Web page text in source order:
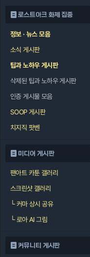
로스트아크 화제 집중
정보 · 뉴스 모음
소식 게시판
팁과 노하우 게시판
삭제된 팁과 노하우 게시판
인증 게시물 모음
SOOP 게시판
치지직 팟벤
미디어 게시판
팬아트 카툰 갤러리
스크린샷 갤러리
└커마 상시 공유
└로아 AI 그림
커뮤니티 게시판